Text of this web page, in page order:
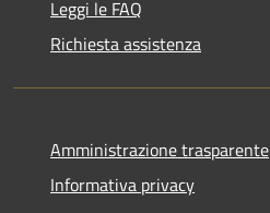
Leggi le FAQ
Richiesta assistenza
Amministrazione trasparente
Informativa privacy